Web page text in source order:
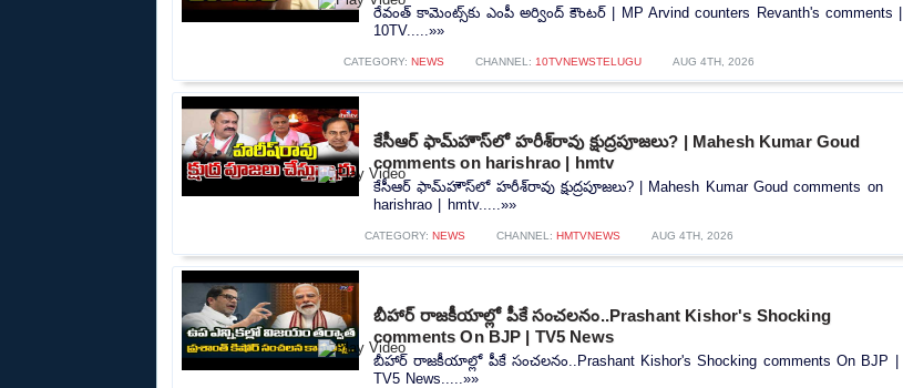
రేవంత్ కామెంట్స్‌కు ఎంపీ అర్వింద్ కౌంటర్ | MP Arvind counters Revanth's comments |
10TV.....»»
CATEGORY: NEWS CHANNEL: 10TVNEWSTELUGU AUG 4TH, 2026
కేసీఆర్ ఫామ్‌హౌస్‌లో హరీశ్‌రావు క్షుద్రపూజలు? | Mahesh Kumar Goud
comments on harishrao | hmtv
కేసీఆర్ ఫామ్‌హౌస్‌లో హరీశ్‌రావు క్షుద్రపూజలు? | Mahesh Kumar Goud comments on
harishrao | hmtv.....»»
CATEGORY: NEWS CHANNEL: HMTVNEWS AUG 4TH, 2026
బీహార్ రాజకీయాల్లో పీకే సంచలనం..Prashant Kishor's Shocking
comments On BJP | TV5 News
బీహార్ రాజకీయాల్లో పీకే సంచలనం..Prashant Kishor's Shocking comments On BJP |
TV5 News.....»»